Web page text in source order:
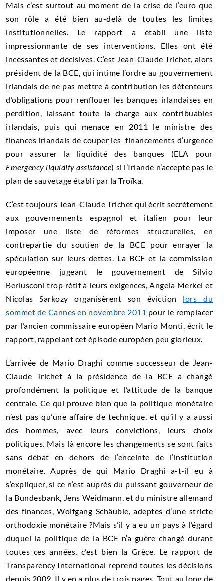
Mais c’est surtout au moment de la crise de l’euro que
son rôle a été bien au-delà de toutes les limites
institutionnelles. Le rapport a établi une liste
impressionnante de ses interventions. Elles ont été
incessantes et décisives. C’est Jean-Claude Trichet, alors
président de la BCE, qui intime l’ordre au gouvernement
irlandais de ne pas mettre à contribution les détenteurs
d’obligations pour renflouer les banques irlandaises en
perdition, laissant toute la charge aux contribuables
irlandais, puis qui menace en 2011 le ministre des
finances irlandais de couper les financements d’urgence
pour assurer la liquidité des banques (ELA pour
Emergency liquidity assistance) si l’Irlande n’accepte pas le
plan de sauvetage établi par la Troïka.
C’est toujours Jean-Claude Trichet qui écrit secrètement
aux gouvernements espagnol et italien pour leur
imposer une liste de réformes structurelles, en
contrepartie du soutien de la BCE pour enrayer la
spéculation sur leurs dettes. La BCE et la commission
européenne jugeant le gouvernement de Silvio
Berlusconi trop rétif à leurs exigences, Angela Merkel et
Nicolas Sarkozy organisèrent son éviction lors du
sommet de Cannes en novembre 2011 pour le remplacer
par l’ancien commissaire européen Mario Monti, écrit le
rapport, rappelant cet épisode européen peu glorieux.
L’arrivée de Mario Draghi comme successeur de Jean-
Claude Trichet à la présidence de la BCE a changé
profondément la politique et l’attitude de la banque
centrale. Ce qui prouve bien que la politique monétaire
n’est pas qu’une affaire de technique, et qu’il y a aussi
des hommes, avec leurs convictions, leurs choix
politiques. Mais là encore les changements se sont faits
sans débat en dehors de l’enceinte de l’institution
monétaire. Auprès de qui Mario Draghi a-t-il eu à
s’expliquer, si ce n’est auprès du puissant gouverneur de
la Bundesbank, Jens Weidmann, et du ministre allemand
des finances, Wolfgang Schäuble, adeptes d’une stricte
orthodoxie monétaire ?Mais s’il y a eu un pays à l’égard
duquel la politique de la BCE n’a guère changé durant
toutes ces années, c’est bien la Grèce. Le rapport de
Transparency International reprend toutes les décisions
depuis 2009. Il y en a plus de trois pages. Tout au long de